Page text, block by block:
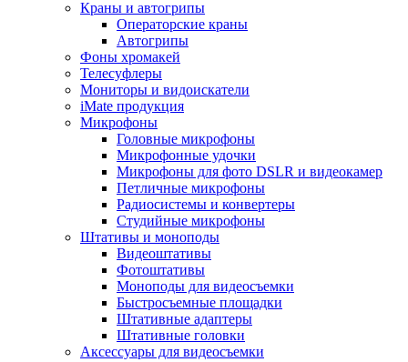
Краны и автогрипы
Операторские краны
Автогрипы
Фоны хромакей
Телесуфлеры
Мониторы и видоискатели
iMate продукция
Микрофоны
Головные микрофоны
Микрофонные удочки
Микрофоны для фото DSLR и видеокамер
Петличные микрофоны
Радиосистемы и конвертеры
Студийные микрофоны
Штативы и моноподы
Видеоштативы
Фотоштативы
Моноподы для видеосъемки
Быстросъемные площадки
Штативные адаптеры
Штативные головки
Аксессуары для видеосъемки